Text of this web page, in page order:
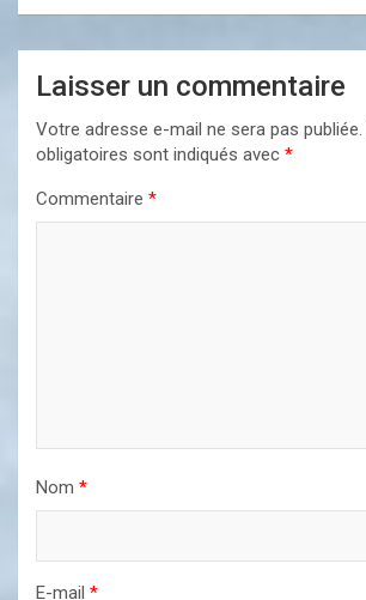
Laisser un commentaire
Votre adresse e-mail ne sera pas publiée.
obligatoires sont indiqués avec *
Commentaire *
Nom *
E-mail *